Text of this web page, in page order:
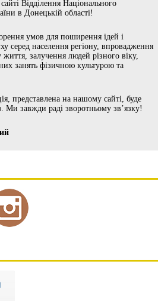
Відділення Національного
в Донецькій області!
умов для поширення ідей і
серед населення регіону, впровадження
життя, залучення людей різного віку,
занять фізичною культурою та
представлена на нашому сайті, буде
Ми завжди раді зворотньому зв’язку!